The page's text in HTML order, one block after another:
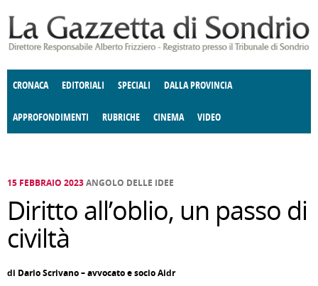
CRONACA EDITORIALI SPECIALI DALLA PROVINCIA
APPROFONDIMENTI
E SPETTACOLI POLITICA
RUBRICHE
DELLE IDEE FATTI DELLO SPIRITO CCCVA
CINEMA VIDEO
15 FEBBRAIO 2023ANGOLO DELLE IDEE
Diritto all’oblio, un passo di
civiltà
di Dario Scrivano – avvocato e socio Aidr